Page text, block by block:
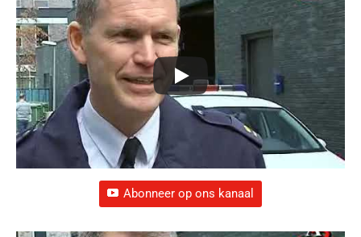
Abonneer op ons kanaal